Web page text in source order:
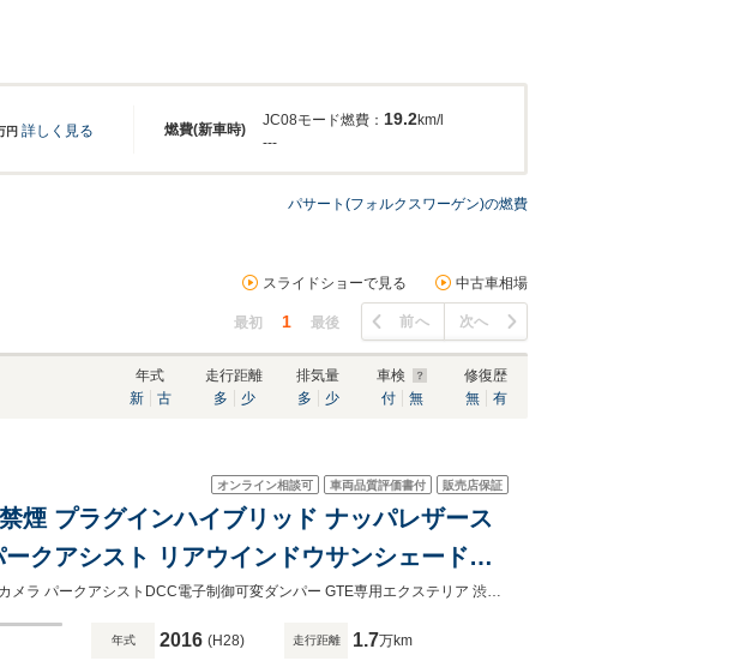
燃費(新車時)
円 詳しく見る
JC08モード燃費： 19.2km/l
---
パサート(フォルクスワーゲン)の燃費
スライドショーで見る 中古車相場
最初 1 最後 前へ 次へ
年式
新
古
走行距離
多
少
排気量
多
少
車検
付
無
修復歴
無
有
オンライン相談可 車両品質評価書付 販売店保証
煙 プラグインハイブリッド ナッパレザース
クアシスト リアウインドウサンシェード
専用エクステリア 渋滞時追従支援システム禁煙 プラグインハイブリッド 黒革シート 360度カメラ パークアシストDCC電子制御可変ダンパー GTE専用エクステリア 渋滞時追従支援システム 純正ナビ カープレイ対応
年式 2016 (H28) 走行距離 1.7万km